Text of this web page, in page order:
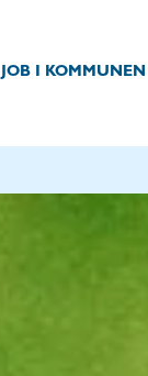
JOB I KOMMUNEN